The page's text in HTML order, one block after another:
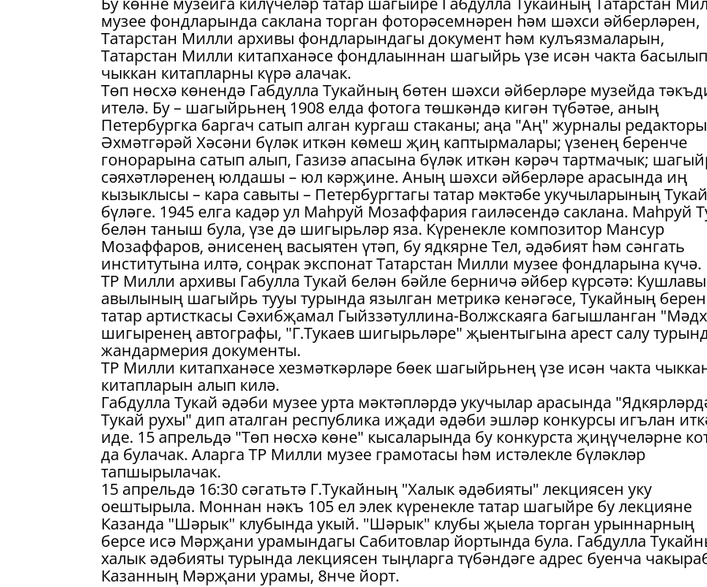
музее фондларында саклана торган фоторәсемнәрен һәм шәхси әйберләрен,
Татарстан Милли архивы фондларындагы документ һәм кулъязмаларын,
Татарстан Милли китапханәсе фондлаыннан шагыйрь үзе исән чакта басылып
чыккан китапларны күрә алачак.
Төп нөсхә көнендә Габдулла Тукайның бөтен шәхси әйберләре музейда
ителә. Бу – шагыйрьнең 1908 елда фотога төшкәндә кигән түбәтәе, аның
Петербургка баргач сатып алган кургаш стаканы; аңа "Аң" журналы редакторы
Әхмәтгәрәй Хәсәни бүләк иткән көмеш җиң каптырмалары; үзенең беренче
гонорарына сатып алып, Газизә апасына бүләк иткән кәрәч тартмачык;
сәяхәтләренең юлдашы – юл кәрҗине. Аның шәхси әйберләре арасында иң
кызыклысы – кара савыты – Петербургтагы татар мәктәбе укучыларының
бүләге. 1945 елга кадәр ул Маһруй Мозаффария гаиләсендә саклана. Маһруй
белән таныш була, үзе дә шигырьләр яза. Күренекле композитор Мансур
Мозаффаров, әнисенең васыятен үтәп, бу ядкярне Тел, әдәбият һәм сәнгать
институтына илтә, соңрак экспонат Татарстан Милли музее фондларына күчә.
ТР Милли архивы Габулла Тукай белән бәйле берничә әйбер күрсәтә:
авылының шагыйрь тууы турында язылган метрикә кенәгәсе, Тукайның
татар артисткасы Сәхибҗамал Гыйззәтуллина-Волжскаяга багышланган
шигыренең автографы, "Г.Тукаев шигырьләре" җыентыгына арест салу
жандармерия документы.
ТР Милли китапханәсе хезмәткәрләре бөек шагыйрьнең үзе исән чакта
китапларын алып килә.
Габдулла Тукай әдәби музее урта мәктәпләрдә укучылар арасында
Тукай рухы" дип аталган республика иҗади әдәби эшләр конкурсы игълан
иде. 15 апрельдә "Төп нөсхә көне" кысаларында бу конкурста җиңүчеләрне
да булачак. Аларга ТР Милли музее грамотасы һәм истәлекле бүләкләр
тапшырылачак.
15 апрельдә 16:30 сәгатьтә Г.Тукайның "Халык әдәбияты" лекциясен уку
оештырыла. Моннан нәкъ 105 ел элек күренекле татар шагыйре бу лекцияне
Казанда "Шәрык" клубында укый. "Шәрык" клубы җыела торган урыннарның
берсе исә Мәрҗани урамындагы Сабитовлар йортында була. Габдулла
халык әдәбияты турында лекциясен тыңларга түбәндәге адрес буенча
Казанның Мәрҗани урамы, 8нче йорт.